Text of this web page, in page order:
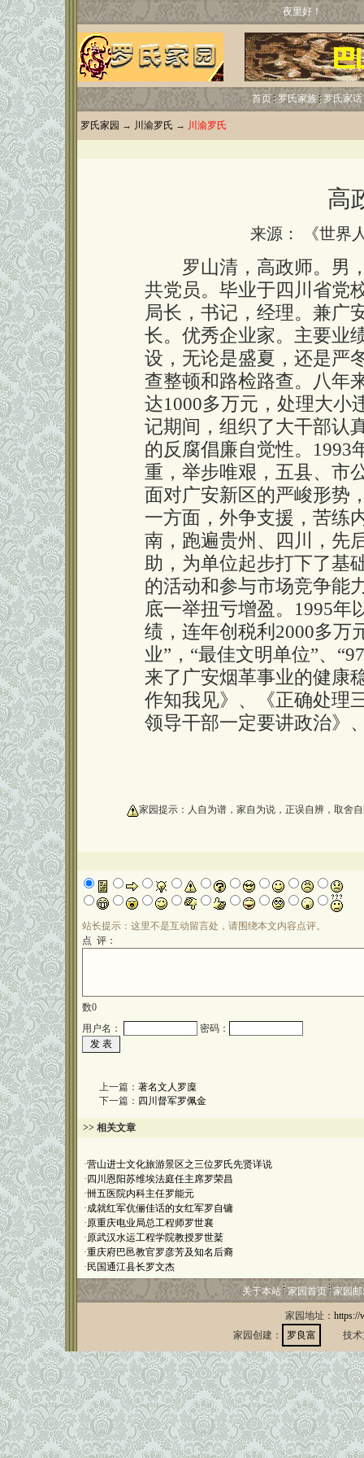
夜里好！
首页 罗氏家族 罗氏家话
罗氏家园 → 川渝罗氏 → 川渝罗氏
高
来源： 《世界
罗山清，高政师。男，
共党员。毕业于四川省党
局长，书记，经理。兼广
长。优秀企业家。主要业
设，无论是盛夏，还是严
查整顿和路检路查。八年
达1000多万元，处理大小
记期间，组织了大干部认
的反腐倡廉自觉性。1993
重，举步唯艰，五县、市
面对广安新区的严峻形势
一方面，外争支援，苦练
南，跑遍贵州、四川，先
助，为单位起步打下了
的活动和参与市场竞争能
底一举扭亏增盈。1995年
绩，连年创税利2000多万
业”，“最佳文明单位”、
来了广安烟革事业的健康
作知我见》、《正确处理
领导干部一定要讲政治》
家园提示：人自为谱，家自为说，正误自辨，取舍
站长提示：这里不是互动留言处，请围绕本文内容点评。
点 评：
数0
用户名：
密码：
上一篇： 著名文人罗庺
下一篇： 四川督军罗佩金
>> 相关文章
·营山进士文化旅游景区之三位罗氏先贤详说
· 四川恩阳苏维埃法庭任主席罗荣昌
·卌五医院内科主任罗能元
·成就红军伉俪佳话的女红军罗自镛
·原重庆电业局总工程师罗世襄
·原武汉水运工程学院教授罗世棻
·重庆府巴邑教官罗彦芳及知名后裔
· 民国通江县长罗文杰
关于本站 家园首页 家园
家园地址： https://
家园创建：
罗良富 技术